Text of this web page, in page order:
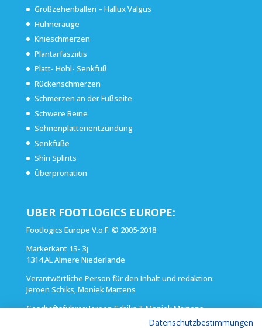
Großzehenballen – Hallux Valgus
Hühnerauge
Knieschmerzen
Plantarfasziitis
Platt- Hohl- Senkfuß
Rückenschmerzen
Schmerzen an der Fußseite
Schwere Beine
Sehnenplattenentzündung
Senkfüße
Shin Splints
Überpronation
UBER FOOTLOGICS EUROPE:
Footlogics Europe V.o.F. © 2005-2018
Markerkant 13- 3j
1314 AL Almere Niederlande
Verantwörtliche Person für den Inhalt und redaktion:
Jeroen Schiks, Moniek Martens
Geschäftsführer: Jeroen Schiks & Moniek Martens
Datenschutzbestimmungen